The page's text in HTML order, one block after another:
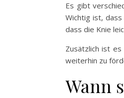
Es gibt
Wichtig ist,
dass die Knie
Zusätzlich ist
weiterhin zu
Wann